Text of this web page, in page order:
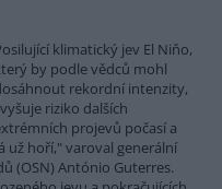
klimatický jev El Niňo,
by podle vědců mohl
rekordní intenzity,
riziko dalších
projevů počasí a
už hoří," varoval generální
(OSN) António Guterres.